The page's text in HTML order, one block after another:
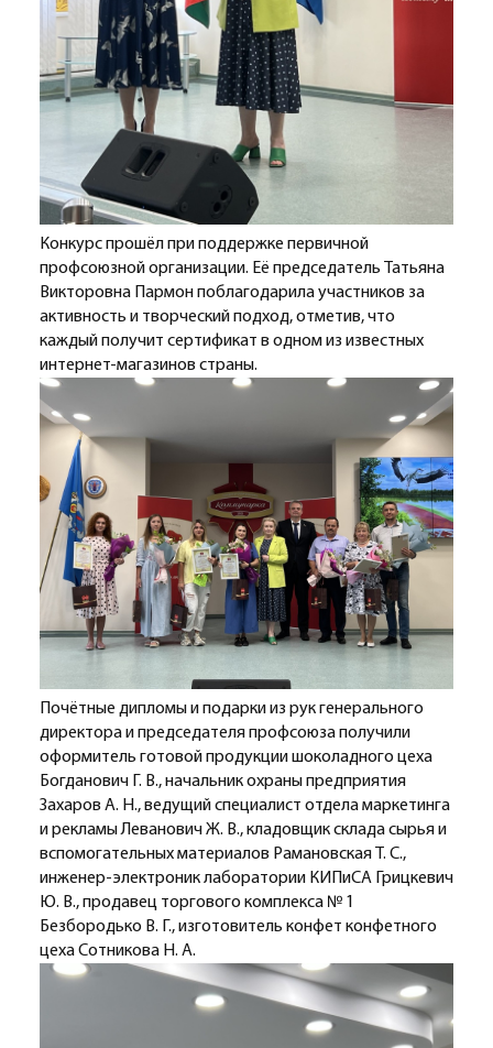
Конкурс прошёл при поддержке первичной
профсоюзной организации. Её председатель Татьяна
Викторовна Пармон поблагодарила участников за
активность и творческий подход, отметив, что
каждый получит сертификат в одном из известных
интернет-магазинов страны.
Почётные дипломы и подарки из рук генерального
директора и председателя профсоюза получили
оформитель готовой продукции шоколадного цеха
Богданович Г. В., начальник охраны предприятия
Захаров А. Н., ведущий специалист отдела маркетинга
и рекламы Леванович Ж. В., кладовщик склада сырья и
вспомогательных материалов Рамановская Т. С.,
инженер-электроник лаборатории КИПиСА Грицкевич
Ю. В., продавец торгового комплекса № 1
Безбородько В. Г., изготовитель конфет конфетного
цеха Сотникова Н. А.